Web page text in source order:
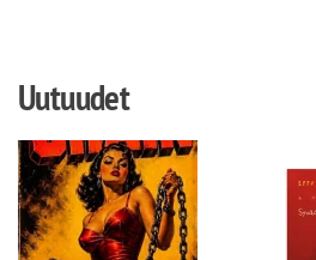
Uutuudet